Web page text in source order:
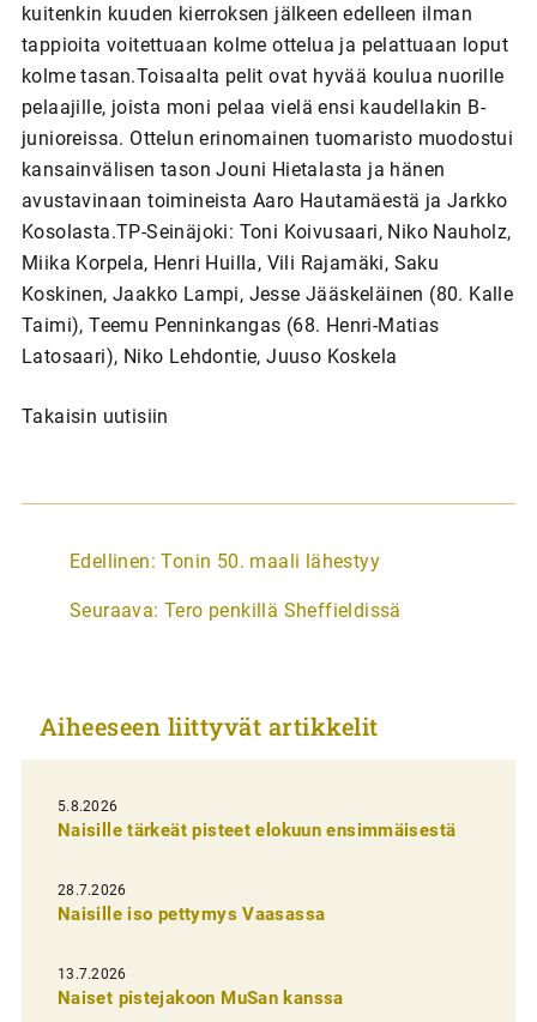
kuitenkin kuuden kierroksen jälkeen edelleen ilman
tappioita voitettuaan kolme ottelua ja pelattuaan loput
kolme tasan.Toisaalta pelit ovat hyvää koulua nuorille
pelaajille, joista moni pelaa vielä ensi kaudellakin B-
junioreissa. Ottelun erinomainen tuomaristo muodostui
kansainvälisen tason Jouni Hietalasta ja hänen
avustavinaan toimineista Aaro Hautamäestä ja Jarkko
Kosolasta.TP-Seinäjoki: Toni Koivusaari, Niko Nauholz,
Miika Korpela, Henri Huilla, Vili Rajamäki, Saku
Koskinen, Jaakko Lampi, Jesse Jääskeläinen (80. Kalle
Taimi), Teemu Penninkangas (68. Henri-Matias
Latosaari), Niko Lehdontie, Juuso Koskela
Takaisin uutisiin
A
t
k
e
l
i
e
n
e
Edellinen: Tonin 50. maali lähestyy
Seuraava: Tero penkillä Sheffieldissä
Aiheeseen liittyvät artikkelit
5.8.2026
Naisille tärkeät pisteet elokuun ensimmäisestä
28.7.2026
Naisille iso pettymys Vaasassa
13.7.2026
Naiset pistejakoon MuSan kanssa